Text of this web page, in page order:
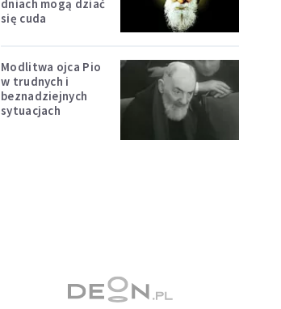
dniach mogą dziać
się cuda
Modlitwa ojca Pio
w trudnych i
beznadziejnych
sytuacjach